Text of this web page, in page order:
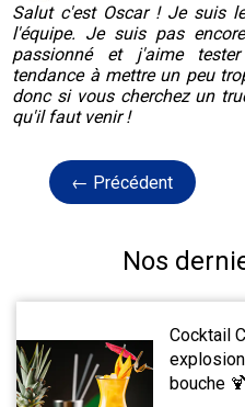
Salut c'est Oscar ! Je suis
l'équipe. Je suis pas
passionné et j'aime
tendance à mettre un peu
donc si vous cherchez un
qu'il faut venir !
← Précédent
Nos
Cocktail
bouche